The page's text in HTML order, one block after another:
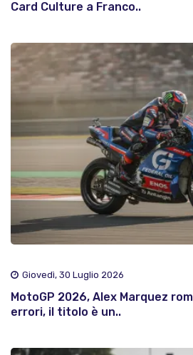
Card Culture a Franco..
Giovedì, 30 Luglio 2026
MotoGP 2026, Alex Marquez
errori, il titolo è un..